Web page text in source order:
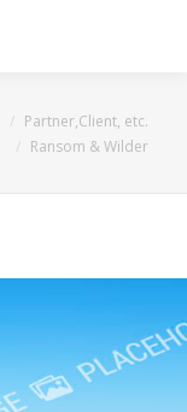
Partner,Client, etc.
Ransom & Wilder